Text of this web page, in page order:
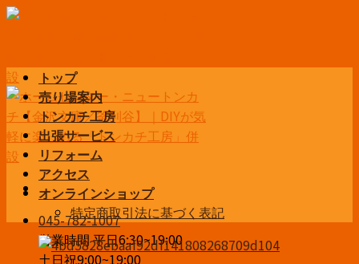
Skip
045-782-1007
営業時間 平日6:30~19:00
土日祝9:00~19:00
トップ
売り場案内
トンカチ工房
出張サービス
リフォーム
アクセス
オンラインショップ
特定商取引法に基づく表記